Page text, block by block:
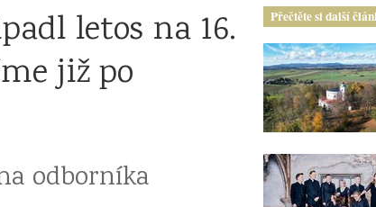
letos na 16.
již po
odborníka
Přečtěte si další